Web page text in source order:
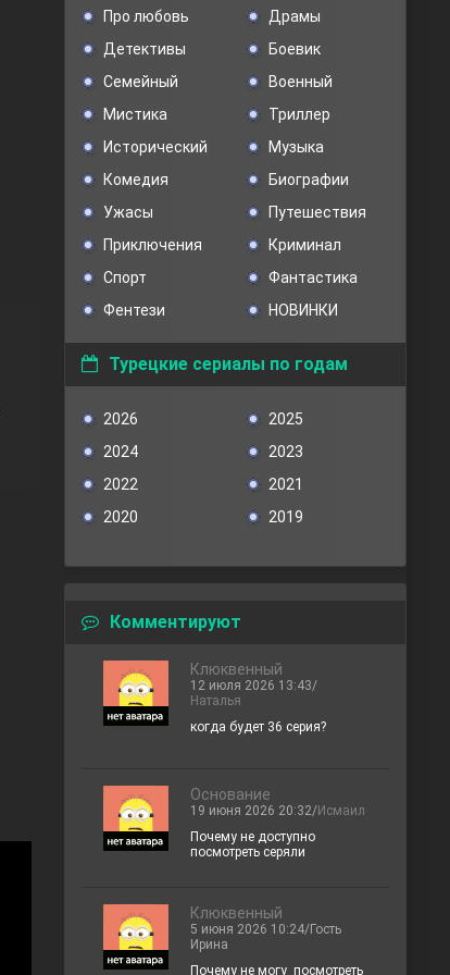
Про любовь
Драмы
Детективы
Боевик
Семейный
Военный
Мистика
Триллер
Исторический
Музыка
Комедия
Биографии
Ужасы
Путешествия
Приключения
Криминал
Спорт
Фантастика
Фентези
НОВИНКИ
Турецкие сериалы по годам
2026
2025
2024
2023
2022
2021
2020
2019
Комментируют
Клюквенный
12 июля 2026 13:43/
Наталья
когда будет 36 серия?
Основание
19 июня 2026 20:32/Исмаил
Почему не доступно
посмотреть серяли
Клюквенный
5 июня 2026 10:24/Гость
Ирина
Почему не могу посмотреть